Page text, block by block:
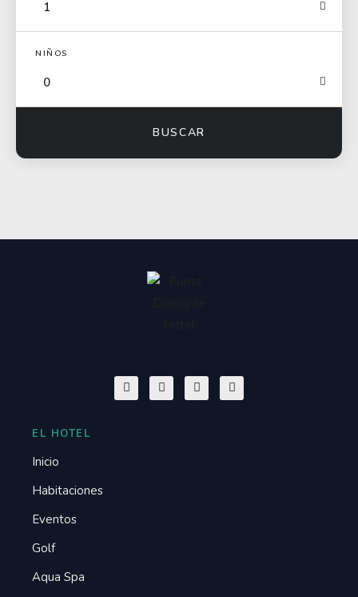
NIÑOS
EL HOTEL
Inicio
Habitaciones
Eventos
Golf
Aqua Spa